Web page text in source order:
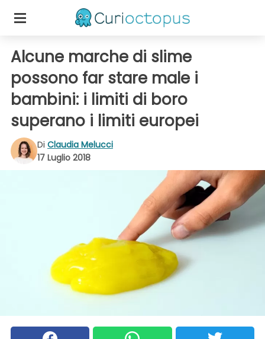
Alcune marche di slime
possono far stare male i
bambini: i limiti di boro
superano i limiti europei
Di Claudia Melucci
17 Luglio 2018